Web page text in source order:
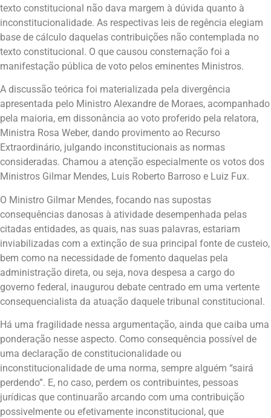
texto constitucional não dava margem à dúvida quanto à
inconstitucionalidade. As respectivas leis de regência elegiam
base de cálculo daquelas contribuições não contemplada no
texto constitucional. O que causou consternação foi a
manifestação pública de voto pelos eminentes Ministros.
A discussão teórica foi materializada pela divergência
apresentada pelo Ministro Alexandre de Moraes, acompanhado
pela maioria, em dissonância ao voto proferido pela relatora,
Ministra Rosa Weber, dando provimento ao Recurso
Extraordinário, julgando inconstitucionais as normas
consideradas. Chamou a atenção especialmente os votos dos
Ministros Gilmar Mendes, Luis Roberto Barroso e Luiz Fux.
O Ministro Gilmar Mendes, focando nas supostas
consequências danosas à atividade desempenhada pelas
citadas entidades, as quais, nas suas palavras, estariam
inviabilizadas com a extinção de sua principal fonte de custeio,
bem como na necessidade de fomento daquelas pela
administração direta, ou seja, nova despesa a cargo do
governo federal, inaugurou debate centrado em uma vertente
consequencialista da atuação daquele tribunal constitucional.
Há uma fragilidade nessa argumentação, ainda que caiba uma
ponderação nesse aspecto. Como consequência possível de
uma declaração de constitucionalidade ou
inconstitucionalidade de uma norma, sempre alguém “sairá
perdendo”. E, no caso, perdem os contribuintes, pessoas
jurídicas que continuarão arcando com uma contribuição
possivelmente ou efetivamente inconstitucional, que